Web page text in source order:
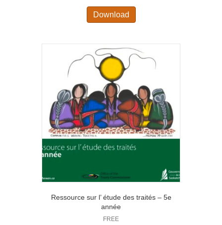
Download
Ressource sur l’ étude des traités – 5e
année
FREE